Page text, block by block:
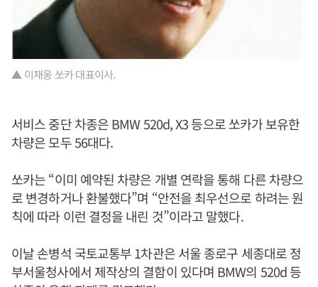
▲ 이재웅 쏘카 대표이사.
서비스 중단 차종은 BMW 520d, X3 등으로 쏘카가 보유한
차량은 모두 56대다.
쏘카는 “이미 예약된 차량은 개별 연락을 통해 다른 차량으
로 변경하거나 환불했다”며 “안전을 최우선으로 하려는 원
칙에 따라 이런 결정을 내린 것”이라고 말했다.
이날 손병석 국토교통부 1차관은 서울 종로구 세종대로 정
부서울청사에서 제작상의 결함이 있다며 BMW의 520d 등